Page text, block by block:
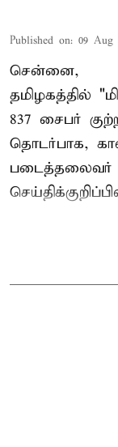
Published on: 09 Aug
சென்னை,
தமிழகத்தில்
837 சைபர்
தொடர்பாக,
படைத்தலைவர்